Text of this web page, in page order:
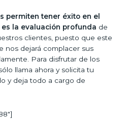
permiten tener éxito en el
la evaluación profunda de
clientes, puesto que este
nos dejará complacer sus
Para disfrutar de los
llama ahora y solicita tu
y deja todo a cargo de